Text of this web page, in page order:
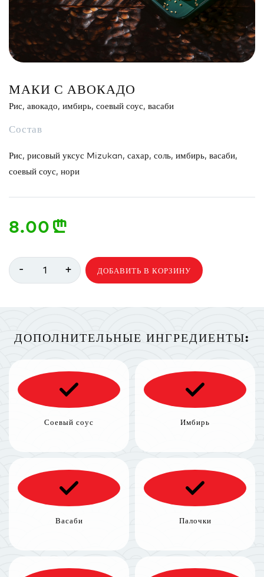
МАКИ С АВОКАДО
Рис, авокадо, имбирь, соевый соус, васаби
Состав
Рис, рисовый уксус Mizukan, сахар, соль, имбирь, васаби,
соевый соус, нори
8.00 n
- 1 + ДОБАВИТЬ В КОРЗИНУ
ДОПОЛНИТЕЛЬНЫЕ ИНГРЕДИЕНТЫ:
Соевый соус Имбирь
Васаби Палочки